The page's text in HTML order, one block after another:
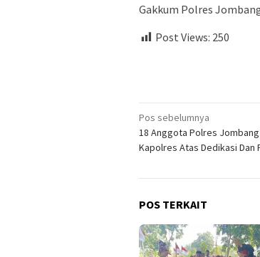
Gakkum Polres
Post Views: 250
Navigasi
pos
Pos sebelumnya
18 Anggota Polres
Kapolres Atas Dedikasi Dan
POS TERKAIT